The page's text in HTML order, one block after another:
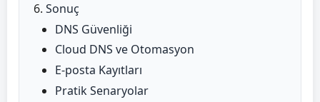
Sonuç
DNS Güvenliği
Cloud DNS ve Otomasyon
E-posta Kayıtları
Pratik Senaryolar